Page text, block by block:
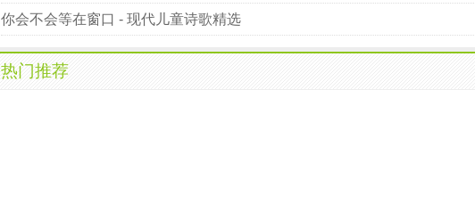
你会不会等在窗口 - 现代儿童诗歌精选
热门推荐